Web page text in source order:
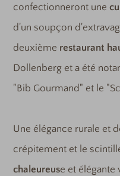
confectionneront une
d'un soupçon
deuxième restaurant
Dollenberg et a été
"Bib Gourmand" et le
Une élégance rurale et
crépitement et le
chaleureuse et élégante